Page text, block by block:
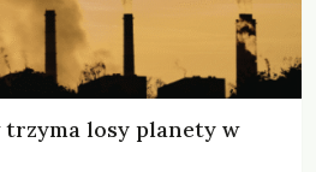
losy planety w